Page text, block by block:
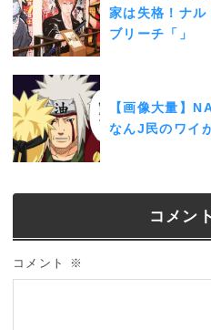
家は失格！ナル
ブリーチ「」
【画像大量】
なんJ民のワイ
コメン
コメント ※